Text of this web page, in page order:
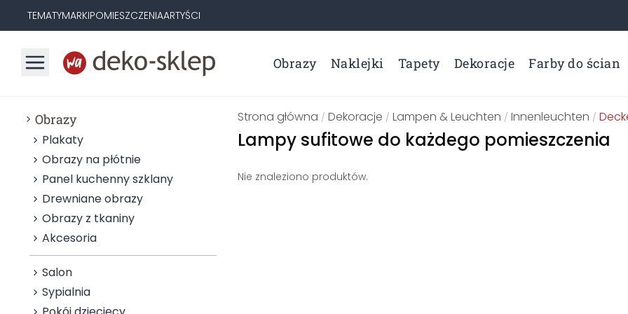
TEMATYMARKIPOMIESZCZENIAARTYŚCI
Obrazy Naklejki Tapety Dekoracje Farby do ścian
Obrazy
Plakaty
Obrazy na płótnie
Panel kuchenny szklany
Drewniane obrazy
Obrazy z tkaniny
Akcesoria
Salon
Sypialnia
Strona główna / Dekoracje / Lampen & Leuchten / Innenleuchten /
Lampy sufitowe do każdego pomieszczenia
Nie znaleziono produktów.